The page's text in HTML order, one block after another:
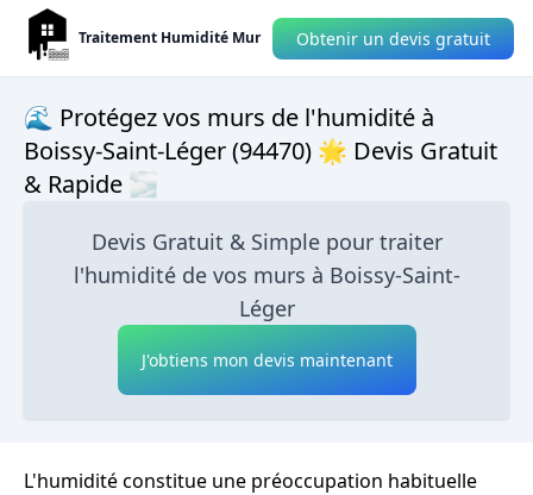
Traitement Humidité Mur Obtenir un devis gratuit
🌊 Protégez vos murs de l'humidité à
Boissy-Saint-Léger (94470) 🌟 Devis Gratuit
& Rapide 🌫
Devis Gratuit & Simple pour traiter
l'humidité de vos murs à Boissy-Saint-
Léger
J'obtiens mon devis maintenant
L'humidité constitue une préoccupation habituelle